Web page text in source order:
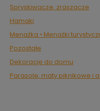
Spryskiwacze, zraszacze
Hamaki
Menażka • Menażki
Pozostałe
Dekoracje do domu
Parasole, maty piknikowe i